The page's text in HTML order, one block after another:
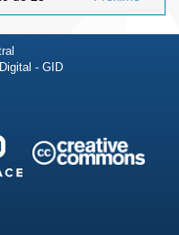
- GID